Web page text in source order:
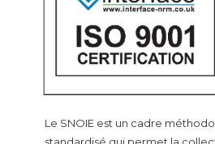
Le SNOIE est un cadre